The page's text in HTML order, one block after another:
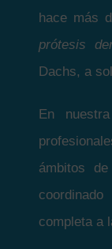
hace más
prótesis
Dachs, a
En
ámbitos
completa a